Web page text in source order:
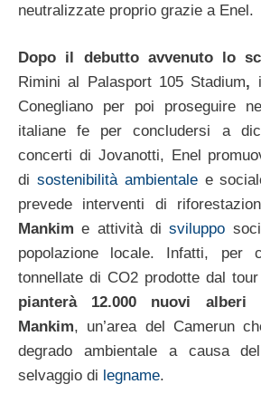
neutralizzate proprio grazie a Enel.
Dopo il debutto avvenuto lo
Rimini al Palasport 105 Stadium,
Conegliano per poi proseguire
italiane fe per concludersi a
concerti di Jovanotti, Enel
di sostenibilità ambientalee
prevede interventi di
Mankim e attività disviluppo
popolazione locale. Infatti, per
tonnellate di CO2 prodotte dal
pianterà 12.000 nuovi
Mankim, un’area del Camerun
degrado ambientale a causa
selvaggio di legname.